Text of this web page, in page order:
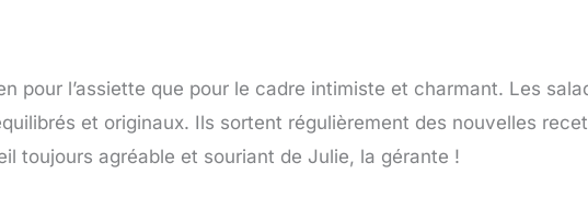
pour l’assiette que pour le cadre intimiste et charmant. Les
et originaux. Ils sortent régulièrement des nouvelles
toujours agréable et souriant de Julie, la gérante !